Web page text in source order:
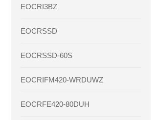
EOCRI3BZ
EOCRSSD
EOCRSSD-60S
EOCRIFM420-WRDUWZ
EOCRFE420-80DUH